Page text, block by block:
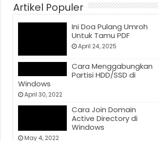
Artikel Populer
Ini Doa Pulang Umroh
Untuk Tamu PDF
April 24, 2025
Cara Menggabungkan
Partisi HDD/SSD di
Windows
April 30, 2022
Cara Join Domain
Active Directory di
Windows
May 4, 2022